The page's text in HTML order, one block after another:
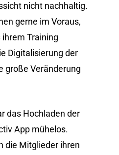
nicht nachhaltig.
gerne im Voraus,
Training
Digitalisierung der
große Veränderung
das Hochladen der
App mühelos.
die Mitglieder ihren